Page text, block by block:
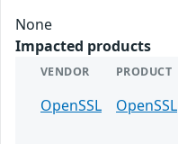
None
Impacted products
VENDOR PRODUCT
OpenSSL OpenSSL